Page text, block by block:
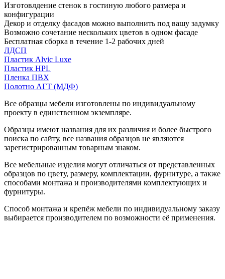
Изготовлдение стенок в гостиную любого размера и
конфигурации
Декор и отделку фасадов можно выполнить под вашу задумку
Возможно сочетание нескольких цветов в одном фасаде
Бесплатная сборка в течение 1-2 рабочих дней
ЛДСП
Пластик Alvic Luxe
Пластик HPL
Пленка ПВХ
Полотно АГТ (МДФ)
Все образцы мебели изготовлены по индивидуальному
проекту в единственном экземпляре.
Образцы имеют названия для их различия и более быстрого
поиска по сайту, все названия образцов не являются
зарегистрированным товарным знаком.
Все мебельные изделия могут отличаться от представленных
образцов по цвету, размеру, комплектации, фурнитуре, а также
способами монтажа и производителями комплектующих и
фурнитуры.
Способ монтажа и крепёж мебели по индивидуальному заказу
выбирается производителем по возможности её применения.